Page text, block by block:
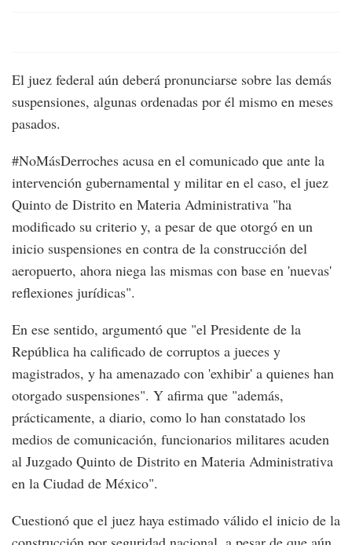
El juez federal aún deberá pronunciarse sobre las demás
suspensiones, algunas ordenadas por él mismo en meses
pasados.
#NoMásDerroches acusa en el comunicado que ante la
intervención gubernamental y militar en el caso, el juez
Quinto de Distrito en Materia Administrativa "ha
modificado su criterio y, a pesar de que otorgó en un
inicio suspensiones en contra de la construcción del
aeropuerto, ahora niega las mismas con base en 'nuevas'
reflexiones jurídicas".
En ese sentido, argumentó que "el Presidente de la
República ha calificado de corruptos a jueces y
magistrados, y ha amenazado con 'exhibir' a quienes han
otorgado suspensiones". Y afirma que "además,
prácticamente, a diario, como lo han constatado los
medios de comunicación, funcionarios militares acuden
al Juzgado Quinto de Distrito en Materia Administrativa
en la Ciudad de México".
Cuestionó que el juez haya estimado válido el inicio de la